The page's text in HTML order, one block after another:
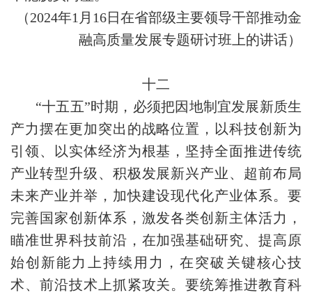
（2024年1月16日在省部级主要领导干部推动金
融高质量发展专题研讨班上的讲话）
十二
“十五五”时期，必须把因地制宜发展新质生
产力摆在更加突出的战略位置，以科技创新为
引领、以实体经济为根基，坚持全面推进传统
产业转型升级、积极发展新兴产业、超前布局
未来产业并举，加快建设现代化产业体系。要
完善国家创新体系，激发各类创新主体活力，
瞄准世界科技前沿，在加强基础研究、提高原
始创新能力上持续用力，在突破关键核心技
术、前沿技术上抓紧攻关。要统筹推进教育科